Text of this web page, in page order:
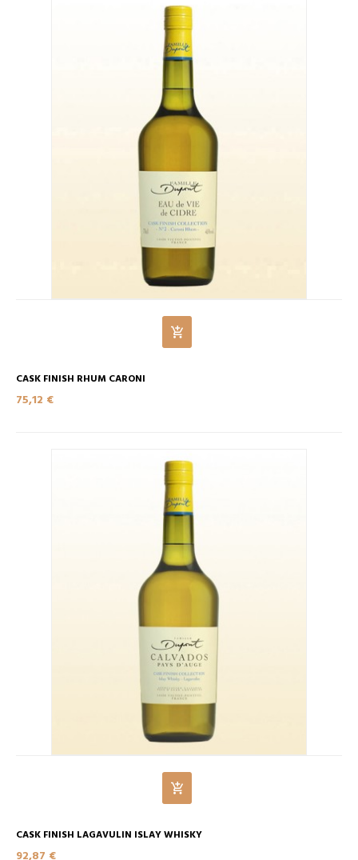
CASK FINISH RHUM CARONI
75,12 €
CASK FINISH LAGAVULIN ISLAY WHISKY